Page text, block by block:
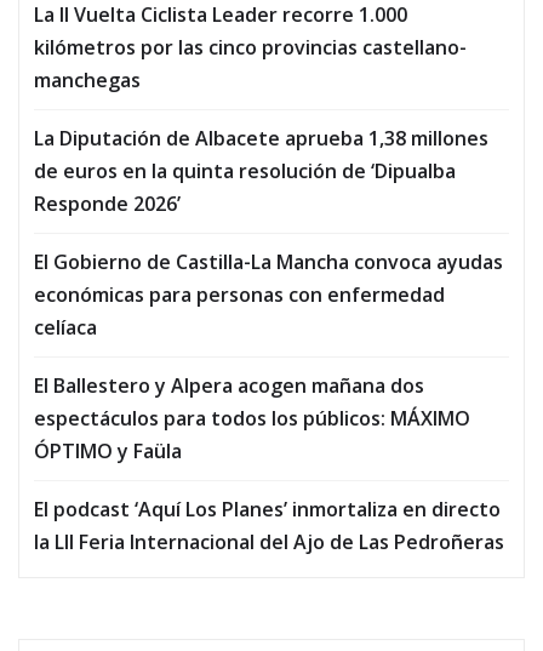
La II Vuelta Ciclista Leader recorre 1.000
kilómetros por las cinco provincias castellano-
manchegas
La Diputación de Albacete aprueba 1,38 millones
de euros en la quinta resolución de ‘Dipualba
Responde 2026’
El Gobierno de Castilla-La Mancha convoca ayudas
económicas para personas con enfermedad
celíaca
El Ballestero y Alpera acogen mañana dos
espectáculos para todos los públicos: MÁXIMO
ÓPTIMO y Faüla
El podcast ‘Aquí Los Planes’ inmortaliza en directo
la LII Feria Internacional del Ajo de Las Pedroñeras